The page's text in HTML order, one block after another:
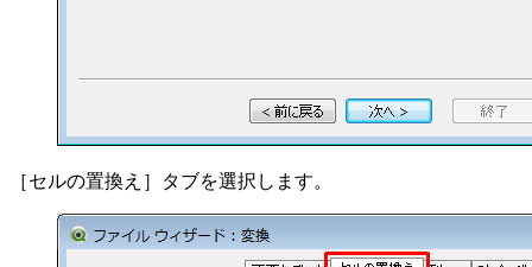
［セルの置換え］タブを選択します。